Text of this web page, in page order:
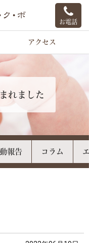
お電話
アクセス
れました
報告 コラム